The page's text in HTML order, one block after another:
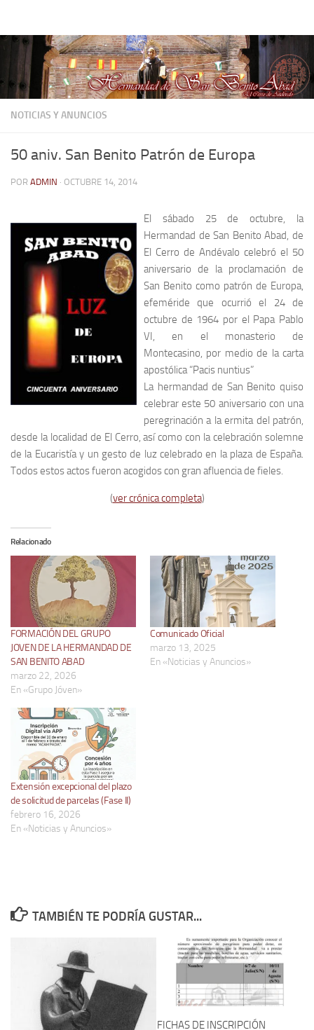
NOTICIAS Y ANUNCIOS
50 aniv. San Benito Patrón de Europa
POR ADMIN · OCTUBRE 14, 2014
El sábado 25 de octubre, la
Hermandad de San Benito Abad, de
El Cerro de Andévalo celebró el 50
aniversario de la proclamación de
San Benito como patrón de Europa,
efeméride que ocurrió el 24 de
octubre de 1964 por el Papa Pablo
VI, en el monasterio de
Montecasino, por medio de la carta
apostólica “Pacis nuntius”
La hermandad de San Benito quiso
celebrar este 50 aniversario con una
peregrinación a la ermita del patrón,
desde la localidad de El Cerro, así como con la celebración solemne
de la Eucaristía y un gesto de luz celebrado en la plaza de España.
Todos estos actos fueron acogidos con gran afluencia de fieles.
(ver crónica completa)
Relacionado
FORMACIÓN DEL GRUPO
JOVEN DE LA HERMANDAD DE
SAN BENITO ABAD
marzo 22, 2026
En «Grupo Jóven»
Comunicado Oficial
marzo 13, 2025
En «Noticias y Anuncios»
Extensión excepcional del plazo
de solicitud de parcelas (Fase II)
febrero 16, 2026
En «Noticias y Anuncios»
TAMBIÉN TE PODRÍA GUSTAR...
FICHAS DE INSCRIPCIÓN